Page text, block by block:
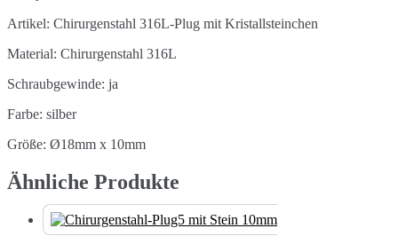
Artikel: Chirurgenstahl 316L-Plug mit Kristallsteinchen
Material: Chirurgenstahl 316L
Schraubgewinde: ja
Farbe: silber
Größe: Ø18mm x 10mm
Ähnliche Produkte